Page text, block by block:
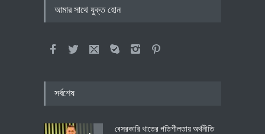
আমার সাথে যুক্ত হোন
সর্বশেষ
বেসরকারি খাতের গতিশীলতায় অর্থনীতি